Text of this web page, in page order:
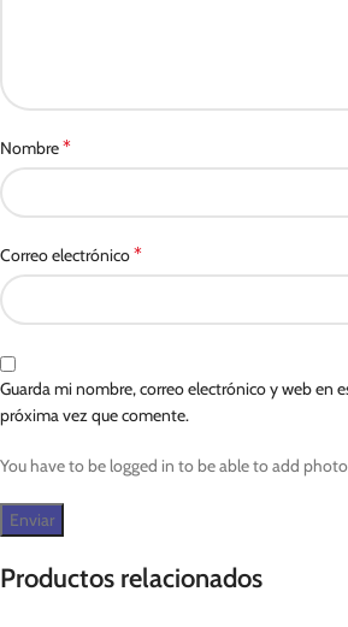
Nombre*
Correo electrónico*
Guarda mi nombre, correo electrónico y web en
próxima vez que comente.
You have to be logged in to be able to add
Productos relacionados